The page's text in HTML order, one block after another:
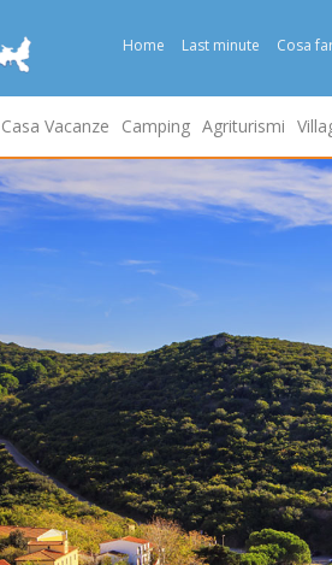
Home Last minute Cosa
Casa Vacanze Camping Agriturismi